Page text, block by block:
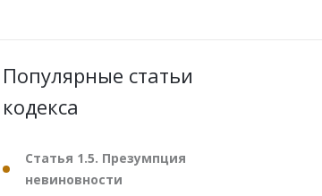
Популярные статьи
кодекса
Статья 1.5. Презумпция
невиновности